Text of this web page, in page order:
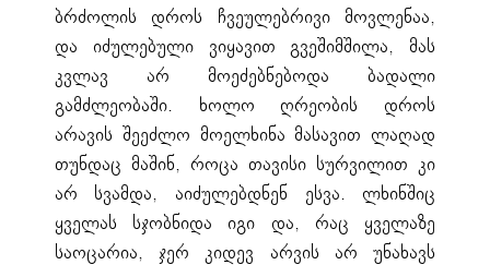
ბრძოლის დროს ჩვეულებრივი მოვლენაა,
და იძულებული ვიყავით გვეშიმშილა, მას
კვლავ არ მოეძებნებოდა ბადალი
გამძლეობაში. ხოლო ღრეობის დროს
არავის შეეძლო მოელხინა მასავით ლაღად
თუნდაც მაშინ, როცა თავისი სურვილით კი
არ სვამდა, აიძულებდნენ ესვა. ლხინშიც
ყველას სჯობნიდა იგი და, რაც ყველაზე
საოცარია, ჯერ კიდევ არვის არ უნახავს